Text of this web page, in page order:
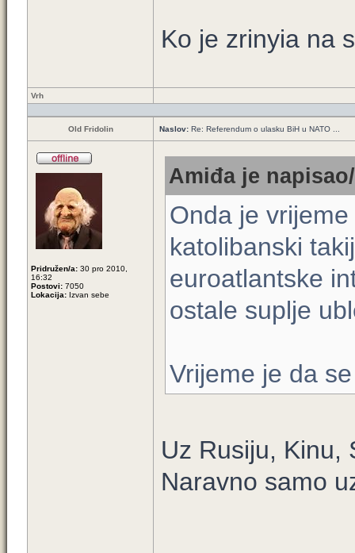
Ko je zrinyia na
Vrh
Old Fridolin Naslov: Re: Referendum o ulasku BiH u NATO ...
Pridružen/a: 30 pro 2010,
16:32
Postovi: 7050
Lokacija: Izvan sebe
Amiđa je
Onda je
katolibanski
euroatlantske
ostale suplje
Vrijeme je da
Uz Rusiju, Kinu,
Naravno samo